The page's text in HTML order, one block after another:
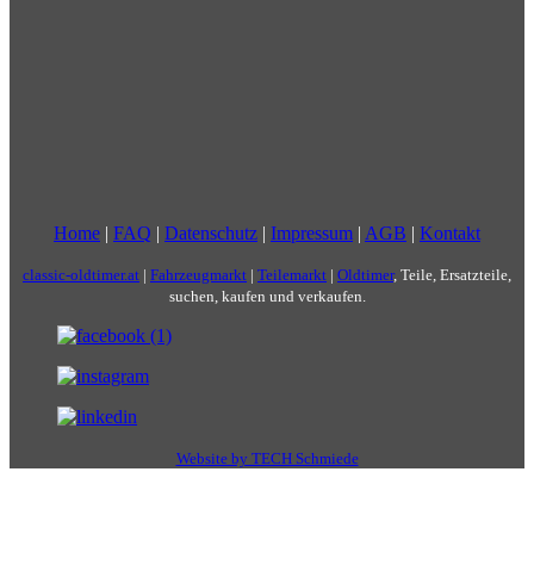
Home | FAQ | Datenschutz | Impressum | AGB | Kontakt
classic-oldtimer.at | Fahrzeugmarkt | Teilemarkt | Oldtimer, Teile, Ersatzteile,
suchen, kaufen und verkaufen.
Website by TECH Schmiede